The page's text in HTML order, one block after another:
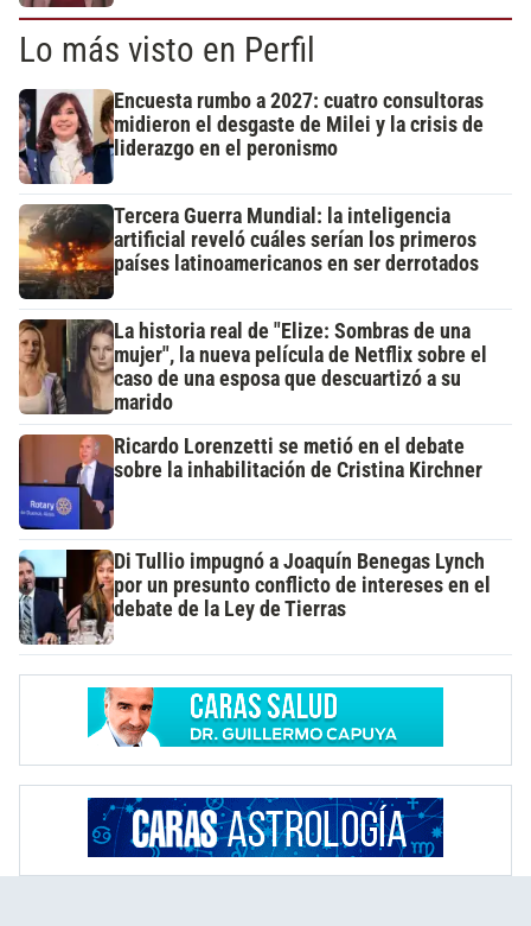
Lo más visto en Perfil
Encuesta rumbo a 2027: cuatro consultoras
midieron el desgaste de Milei y la crisis de
liderazgo en el peronismo
Tercera Guerra Mundial: la inteligencia
artificial reveló cuáles serían los primeros
países latinoamericanos en ser derrotados
La historia real de "Elize: Sombras de una
mujer", la nueva película de Netflix sobre el
caso de una esposa que descuartizó a su
marido
Ricardo Lorenzetti se metió en el debate
sobre la inhabilitación de Cristina Kirchner
Di Tullio impugnó a Joaquín Benegas Lynch
por un presunto conflicto de intereses en el
debate de la Ley de Tierras